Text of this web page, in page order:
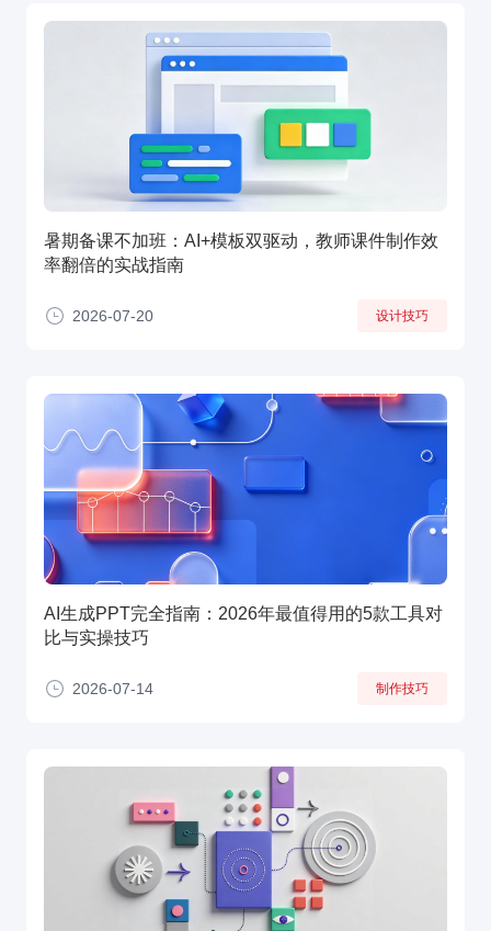
暑期备课不加班：AI+模板双驱动，教师课件制作效
率翻倍的实战指南
2026-07-20 设计技巧
AI生成PPT完全指南：2026年最值得用的5款工具对
比与实操技巧
2026-07-14 制作技巧